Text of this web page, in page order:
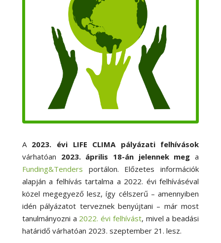
A 2023. évi LIFE CLIMA pályázati felhívások
várhatóan 2023. április 18-án jelennek meg a
Funding&Tenders portálon. Előzetes információk
alapján a felhívás tartalma a 2022. évi felhíváséval
közel megegyező lesz, így célszerű – amennyiben
idén pályázatot terveznek benyújtani – már most
tanulmányozni a 2022. évi felhívást, mivel a beadási
határidő várhatóan 2023. szeptember 21. lesz.